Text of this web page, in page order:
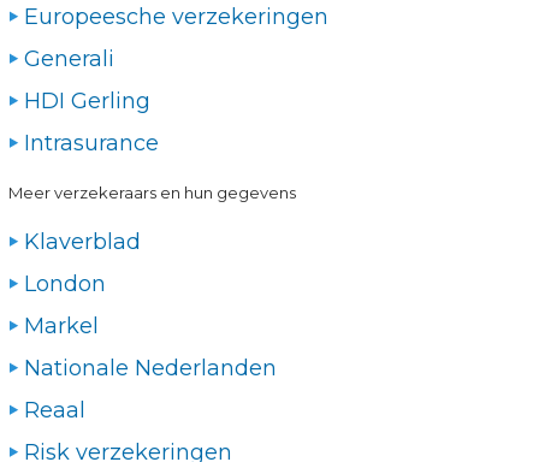
Europeesche verzekeringen
Generali
HDI Gerling
Intrasurance
Meer verzekeraars en hun gegevens
Klaverblad
London
Markel
Nationale Nederlanden
Reaal
Risk verzekeringen